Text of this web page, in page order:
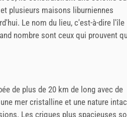
plusieurs maisons liburniennes
Le nom du lieu, c'est-à-dire l'île
nombre sont ceux qui prouvent
de plus de 20 km de long avec de
mer cristalline et une nature
Les criques plus spacieuses